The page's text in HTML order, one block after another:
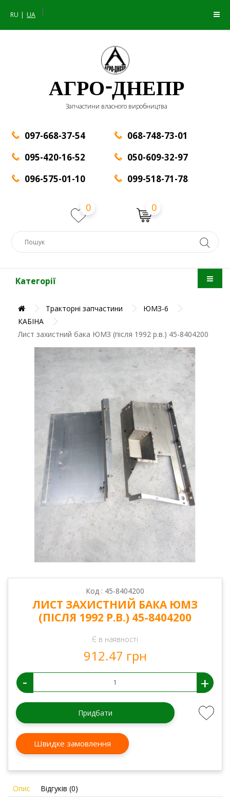
RU UA |
АГРО-ДНЕПР
Запчастини власного виробництва
097-668-37-54
095-420-16-52
096-575-01-10
068-748-73-01
050-609-32-97
099-518-71-78
0 0
Категорії
Тракторні запчастини
ЮМЗ-6
КАБІНА
Лист захистний бака ЮМЗ (після 1992 р.в.) 45-8404200
Код : 45-8404200
ЛИСТ ЗАХИСТНИЙ БАКА ЮМЗ
(ПІСЛЯ 1992 Р.В.) 45-8404200
Є в наявності
912.47 грн
- +
Придбати
Швидке замовлення
Опис Відгуків (0)